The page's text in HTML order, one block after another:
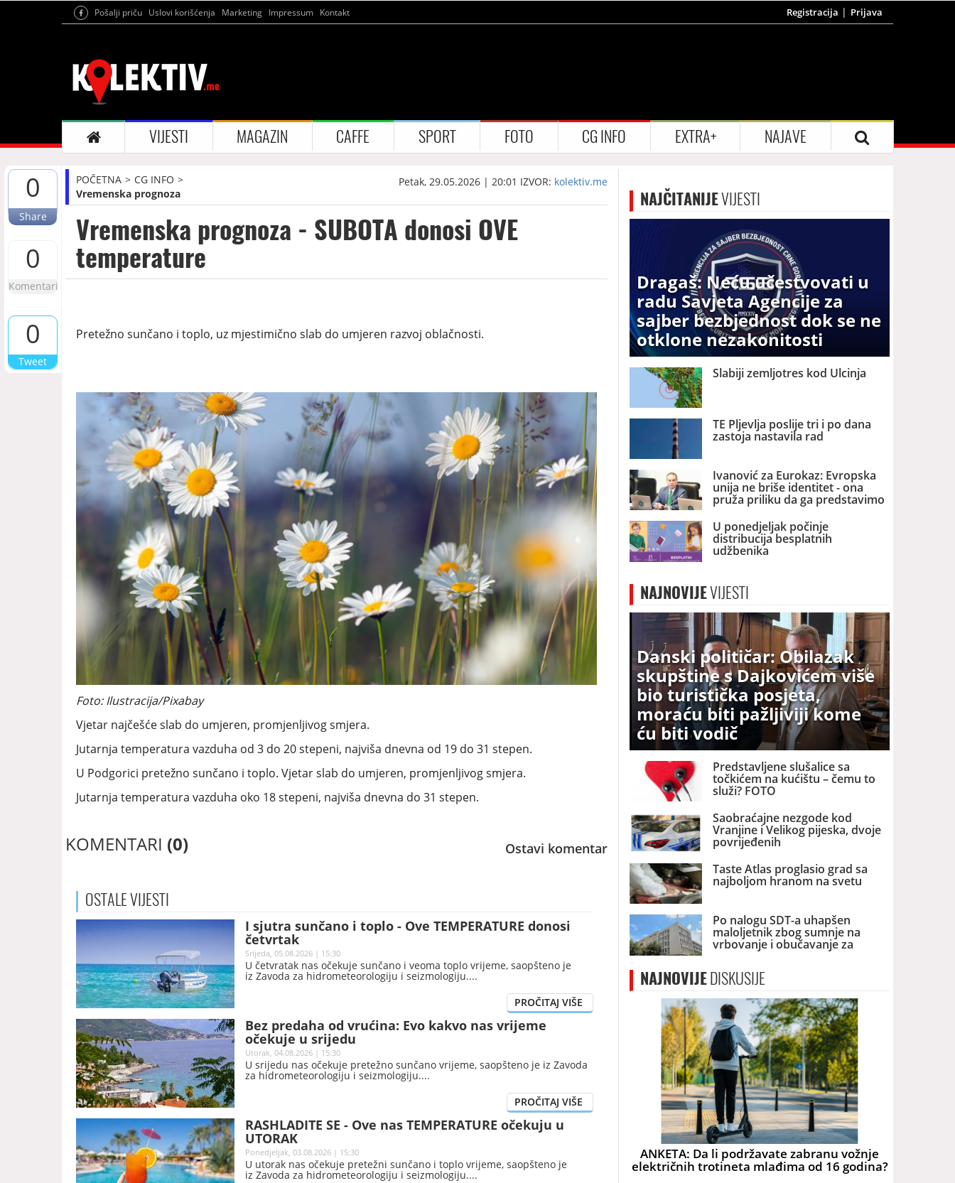
Pošalji priču Uslovi korišćenja Marketing Impressum Kontakt Registracija Prijava
VIJESTI MAGAZIN CAFFE SPORT FOTO CG INFO EXTRA+ NAJAVE
0
Share
0
Komentari
0
Tweet
POČETNA
CG INFO
Vremenska prognoza
Petak, 29.05.2026 | 20:01 IZVOR: kolektiv.me
Vremenska prognoza - SUBOTA donosi OVE
temperature
Pretežno sunčano i toplo, uz mjestimično slab do umjeren razvoj oblačnosti.
Foto: Ilustracija/Pixabay
Vjetar najčešće slab do umjeren, promjenljivog smjera.
Jutarnja temperatura vazduha od 3 do 20 stepeni, najviša dnevna od 19 do 31 stepen.
U Podgorici pretežno sunčano i toplo. Vjetar slab do umjeren, promjenljivog smjera.
Jutarnja temperatura vazduha oko 18 stepeni, najviša dnevna do 31 stepen.
KOMENTARI (0) Ostavi komentar
OSTALEVIJESTI
I sjutra sunčano i toplo - Ove TEMPERATURE donosi
četvrtak
Srijeda, 05.08.2026 | 15:30
U četvratak nas očekuje sunčano i veoma toplo vrijeme, saopšteno je
iz Zavoda za hidrometeorologiju i seizmologiju.
Bez predaha od vrućina: Evo kakvo nas vrijeme
očekuje u srijedu
Utorak, 04.08.2026 | 15:30
U srijedu nas očekuje pretežno sunčano vrijeme, saopšteno je iz Zavoda
za hidrometeorologiju i seizmologiju.
RASHLADITE SE - Ove nas TEMPERATURE očekuju u
UTORAK
Ponedjeljak, 03.08.2026 | 15:30
U utorak nas očekuje pretežni sunčano i toplo vrijeme, saopšteno je
iz Zavoda za hidrometeorologiju i seizmologiju.
NAJČITANIJEVIJESTI
Dragaš: Neću učestvovati u
radu Savjeta Agencije za
sajber bezbjednost dok se ne
otklone nezakonitosti
Slabiji zemljotres kod Ulcinja
TE Pljevlja poslije tri i po dana
zastoja nastavila rad
Ivanović za Eurokaz: Evropska
unija ne briše identitet - ona
pruža priliku da ga predstavimo
Evropi i svijetu
U ponedjeljak počinje
distribucija besplatnih
udžbenika
NAJNOVIJEVIJESTI
Danski političar: Obilazak
skupštine s Dajkovićem više
bio turistička posjeta,
moraću biti pažljiviji kome
ću biti vodič
Predstavljene slušalice sa
točkićem na kućištu – čemu to
služi? FOTO
Saobraćajne nezgode kod
Vranjine i Velikog pijeska, dvoje
povrijeđenih
Taste Atlas proglasio grad sa
najboljom hranom na svetu
Po nalogu SDT-a uhapšen
maloljetnik zbog sumnje na
vrbovanje i obučavanje za
terorizam
NAJNOVIJEDISKUSIJE
ANKETA: Da li podržavate zabranu vožnje
električnih trotineta mlađima od 16 godina?